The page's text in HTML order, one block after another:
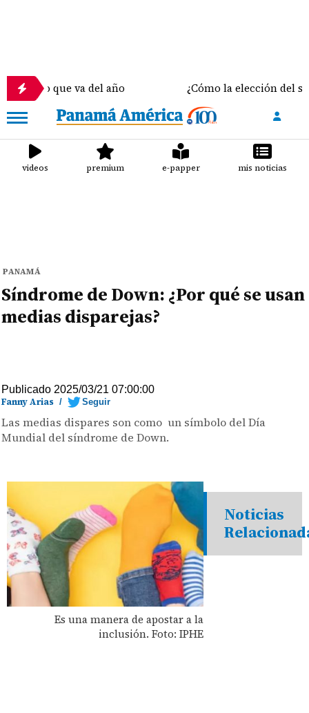
lo que va del año ¿Cómo la elección del
videos premium e-papper mis noticias
PANAMÁ
Síndrome de Down: ¿Por qué se usan
medias disparejas?
Publicado 2025/03/21 07:00:00
Fanny Arias / Seguir
Las medias dispares son como un símbolo del Día
Mundial del síndrome de Down.
Es una manera de apostar a la
inclusión. Foto: IPHE
Noticias